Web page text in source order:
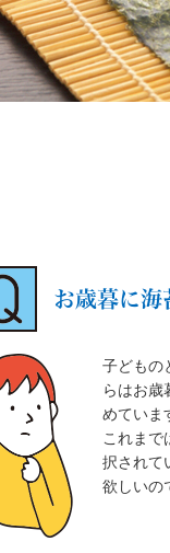
お歳暮に海
子どもの
らはお歳
めていま
これまで
択されて
欲しいの